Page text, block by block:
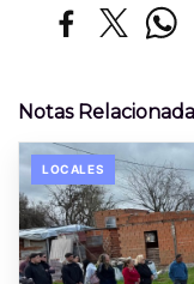
Notas
LOCALES